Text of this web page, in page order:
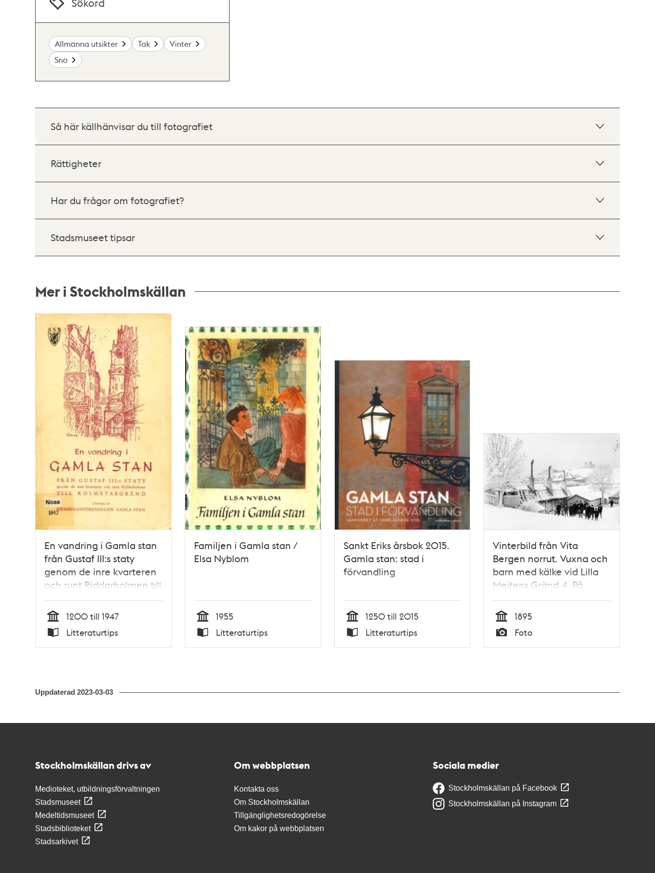
Allmänna utsikter Tak
Vinter
Snö
Så här källhänvisar du till fotografiet
Rättigheter
Har du frågor om fotografiet?
Stadsmuseet tipsar
Mer i Stockholmskällan
Relaterade
poster
En vandring i Gamla stan
från Gustaf III:s staty
genom de inre kvarteren
och runt Riddarholmen till
Kolmätargränd
Tid
1200 till 1947
Typ
Litteraturtips
Familjen i Gamla stan /
Elsa Nyblom
Tid
1955
Typ
Litteraturtips
Sankt Eriks årsbok 2015.
Gamla stan: stad i
förvandling
Tid
1250 till 2015
Typ
Litteraturtips
Vinterbild från Vita
Bergen norrut. Vuxna och
barn med kälke vid Lilla
Mejtens Gränd 4. På
berget i fonden byggdes
Sofia kyrka 1903-1906.
Tid
1895
Typ
Foto
Uppdaterad 2023-03-03
Stockholmskällan drivs av
Medioteket, utbildningsförvaltningen
Stadsmuseet
Medeltidsmuseet
Stadsbiblioteket
Stadsarkivet
Om webbplatsen
Kontakta oss
Om Stockholmskällan
Tillgänglighetsredogörelse
Om kakor på webbplatsen
Sociala medier
Stockholmskällan på Facebook
Stockholmskällan på Instagram